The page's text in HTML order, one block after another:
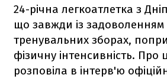
24-річна легкоатлетка з
що завжди із задоволенням
тренувальних зборах,
фізичну інтенсивність. Про
розповіла в інтерв'ю